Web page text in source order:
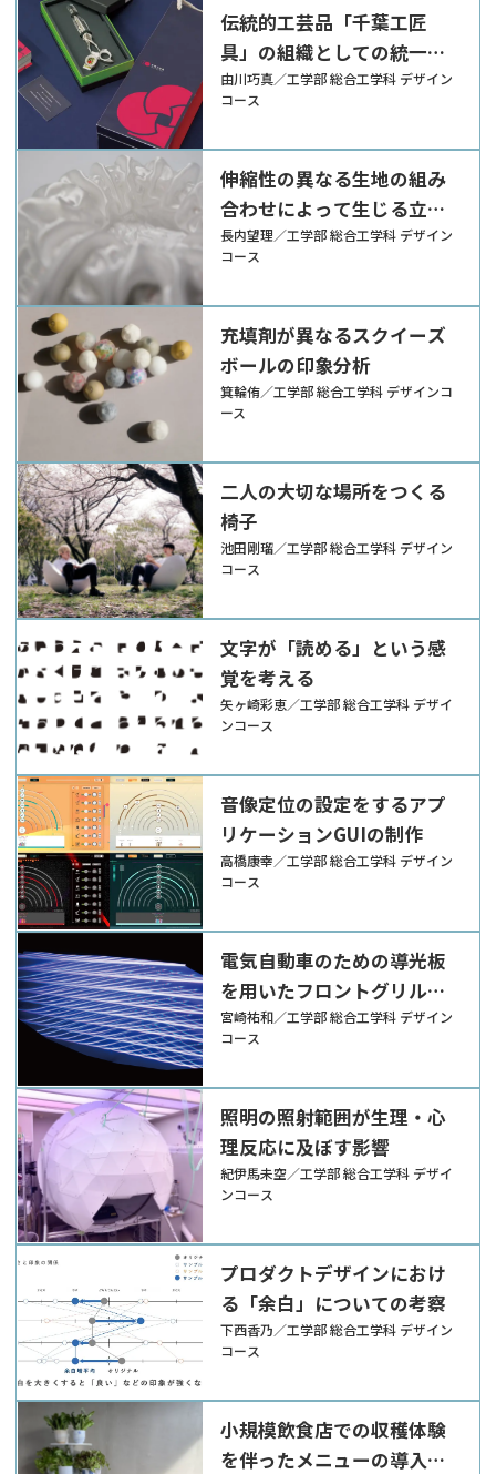
伝統的工芸品「千葉工匠
具」の組織としての統一感
を生むためのデザイン提案
由川巧真／工学部 総合工学科 デザイン
コース
伸縮性の異なる生地の組み
合わせによって生じる立体
表現の提案
長内望理／工学部 総合工学科 デザイン
コース
充填剤が異なるスクイーズ
ボールの印象分析
箕輪侑／工学部 総合工学科 デザインコ
ース
二人の大切な場所をつくる
椅子
池田剛瑠／工学部 総合工学科 デザイン
コース
文字が「読める」という感
覚を考える
矢ヶ崎彩恵／工学部 総合工学科 デザイ
ンコース
音像定位の設定をするアプ
リケーションGUIの制作
高橋康幸／工学部 総合工学科 デザイン
コース
電気自動車のための導光板
を用いたフロントグリル表
現の提案
宮崎祐和／工学部 総合工学科 デザイン
コース
照明の照射範囲が生理・心
理反応に及ぼす影響
紀伊馬未空／工学部 総合工学科 デザイ
ンコース
プロダクトデザインにおけ
る「余白」についての考察
下西香乃／工学部 総合工学科 デザイン
コース
小規模飲食店での収穫体験
を伴ったメニューの導入を